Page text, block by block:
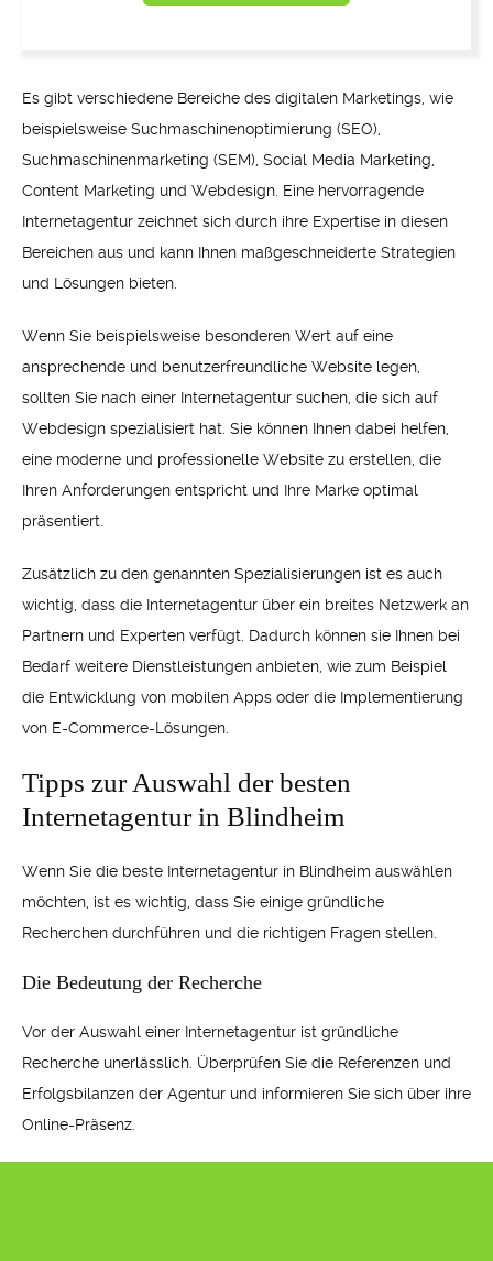
Es gibt verschiedene Bereiche des digitalen Marketings, wie
beispielsweise Suchmaschinenoptimierung (SEO),
Suchmaschinenmarketing (SEM), Social Media Marketing,
Content Marketing und Webdesign. Eine hervorragende
Internetagentur zeichnet sich durch ihre Expertise in diesen
Bereichen aus und kann Ihnen maßgeschneiderte Strategien
und Lösungen bieten.
Wenn Sie beispielsweise besonderen Wert auf eine
ansprechende und benutzerfreundliche Website legen,
sollten Sie nach einer Internetagentur suchen, die sich auf
Webdesign spezialisiert hat. Sie können Ihnen dabei helfen,
eine moderne und professionelle Website zu erstellen, die
Ihren Anforderungen entspricht und Ihre Marke optimal
präsentiert.
Zusätzlich zu den genannten Spezialisierungen ist es auch
wichtig, dass die Internetagentur über ein breites Netzwerk an
Partnern und Experten verfügt. Dadurch können sie Ihnen bei
Bedarf weitere Dienstleistungen anbieten, wie zum Beispiel
die Entwicklung von mobilen Apps oder die Implementierung
von E-Commerce-Lösungen.
Tipps zur Auswahl der besten
Internetagentur in Blindheim
Wenn Sie die beste Internetagentur in Blindheim auswählen
möchten, ist es wichtig, dass Sie einige gründliche
Recherchen durchführen und die richtigen Fragen stellen.
Die Bedeutung der Recherche
Vor der Auswahl einer Internetagentur ist gründliche
Recherche unerlässlich. Überprüfen Sie die Referenzen und
Erfolgsbilanzen der Agentur und informieren Sie sich über ihre
Online-Präsenz.